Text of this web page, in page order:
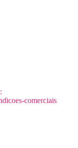
comerciais